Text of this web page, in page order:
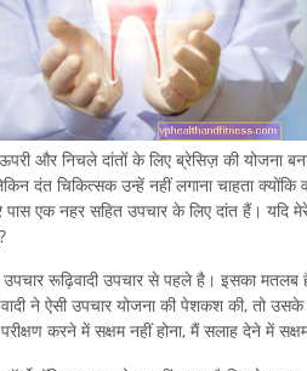
और निचले दांतों के लिए ब्रेसिज़ की योजना
दंत चिकित्सक उन्हें नहीं लगाना चाहता
पास एक नहर सहित उपचार के लिए दांत हैं। यदि
उपचार रूढ़िवादी उपचार से पहले है। इसका
ने ऐसी उपचार योजना की पेशकश की, तो
करने में सक्षम नहीं होना, मैं सलाह देने में